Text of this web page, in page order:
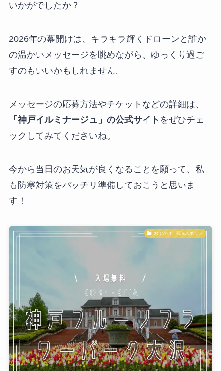
いかがでしたか？
2026年の幕開けは、キラキラ輝くドローンと誰か
の温かいメッセージを眺めながら、ゆっくり過ご
すのもいいかもしれません。
メッセージの応募方法やチケットなどの詳細は、
「神戸イルミナージュ」の公式サイト をぜひチェ
ックしてみてくださいね。
今から当日のお天気が良くなることを願って、私
も防寒対策をバッチリ準備しておこうと思いま
す！
おでかけ・観光スポット